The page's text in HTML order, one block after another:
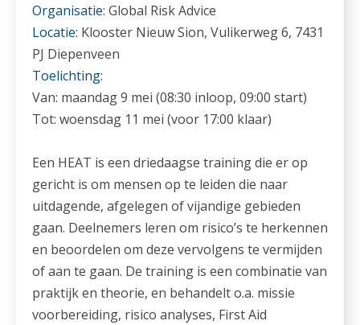
Organisatie: Global Risk Advice
Locatie: Klooster Nieuw Sion, Vulikerweg 6, 7431
PJ Diepenveen
Toelichting:
Van: maandag 9 mei (08:30 inloop, 09:00 start)
Tot: woensdag 11 mei (voor 17:00 klaar)
Een HEAT is een driedaagse training die er op
gericht is om mensen op te leiden die naar
uitdagende, afgelegen of vijandige gebieden
gaan. Deelnemers leren om risico’s te herkennen
en beoordelen om deze vervolgens te vermijden
of aan te gaan. De training is een combinatie van
praktijk en theorie, en behandelt o.a. missie
voorbereiding, risico analyses, First Aid